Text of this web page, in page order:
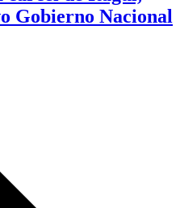
Gobierno Nacional